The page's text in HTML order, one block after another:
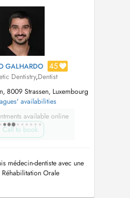
des facettes et des
ce qui m...
GALHARDO 45
Dentistry,Dentist
8009 Strassen, Luxembourg
availabilities
available online
Call to book
médecin-dentiste avec une
Orale
Orale. Au fil des ans,
des techniques et de la